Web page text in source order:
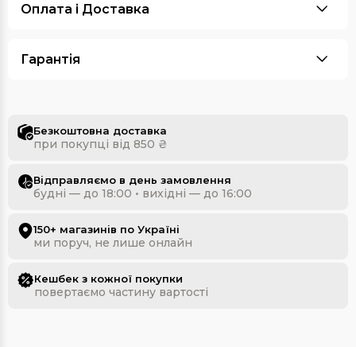
Оплата i Доставка
Гарантія
Безкоштовна доставка
при покупці від 850 ₴
Відправляємо в день замовлення
будні — до 18:00 • вихідні — до 16:00
150+ магазинів по Україні
ми поруч, не лише онлайн
Кешбек з кожної покупки
повертаємо частину вартості